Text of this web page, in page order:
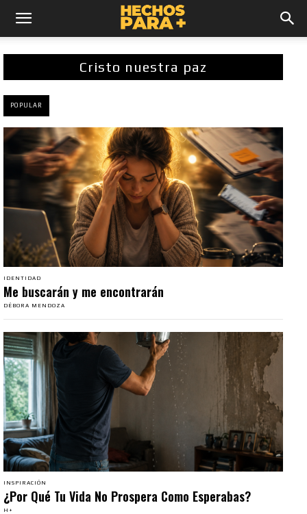
Cristo nuestra paz
POPULAR
IDENTIDAD
Me buscarán y me encontrarán
DÉBORA MENDOZA
INSPIRACIÓN
¿Por Qué Tu Vida No Prospera Como Esperabas?
H+